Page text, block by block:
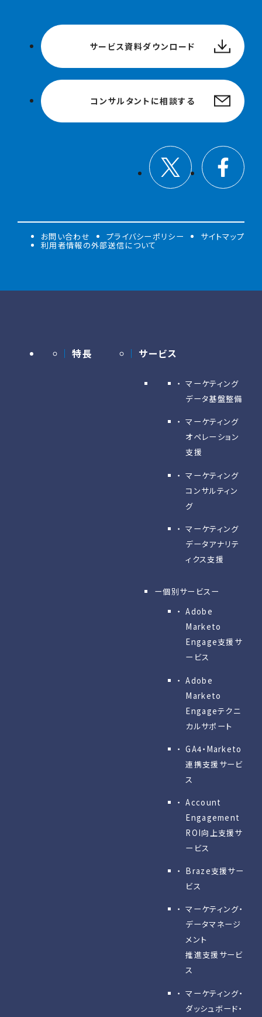
サービス資料ダウンロード
コンサルタントに相談する
お問い合わせ プライバシーポリシー サイトマップ
利用者情報の外部送信について
特長 サービス
マーケティング
データ基盤整備
マーケティング
オペレーション
支援
マーケティング
コンサルティン
グ
マーケティング
データアナリテ
ィクス支援
ー個別サービスー
Adobe
Marketo
Engage⽀援サ
ービス
Adobe
Marketo
Engageテクニ
カルサポート
GA4・Marketo
連携支援サービ
ス
Account
Engagement
ROI向上支援サ
ービス
Braze支援サー
ビス
マーケティング・
データマネージ
メント
推進支援サービ
ス
マーケティング・
ダッシュボード・